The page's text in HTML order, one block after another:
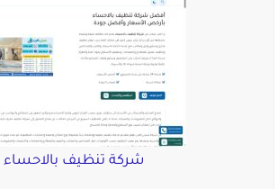
شركة تنظيف بالاحساء